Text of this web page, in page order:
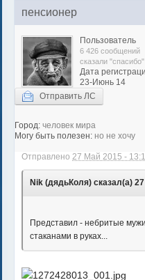
пенсионер
Пользователь
6 426 сообщений
сказали
Дата
23-Июнь 14
Отправить ЛС
Город: человек мира
Могу быть полезен: но не хочу
Отправлено 27 Май 2015 -
Nik (дядьКоля) сказал(а)
Представил - небритые
стаканами в руках...